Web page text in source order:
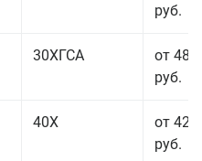
руб.
30ХГСА
от 48
руб.
40Х
от 42
руб.